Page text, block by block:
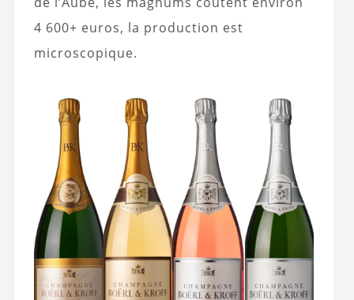
4 600+ euros, la production est
microscopique.